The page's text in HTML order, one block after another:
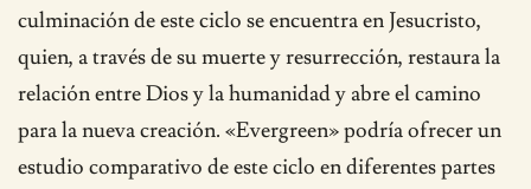
culminación de este ciclo se encuentra en Jesucristo,
quien, a través de su muerte y resurrección, restaura la
relación entre Dios y la humanidad y abre el camino
para la nueva creación. «Evergreen» podría ofrecer un
estudio comparativo de este ciclo en diferentes partes